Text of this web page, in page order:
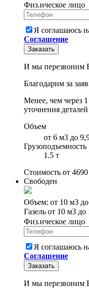
Физ.ическое лицо
Я соглашаюсь
Соглашение
Заказать
И мы перезвоним
Благодарим за
Менее, чем через
уточнения деталей
Объем
от 6 м3 до
Грузоподъемность
1.5 т
Стоимость от 4690
Свободен
Объем: от 10 м3
Газель от 10 м3
Физ.ическое лицо
Я соглашаюсь
Соглашение
Заказать
И мы перезвоним